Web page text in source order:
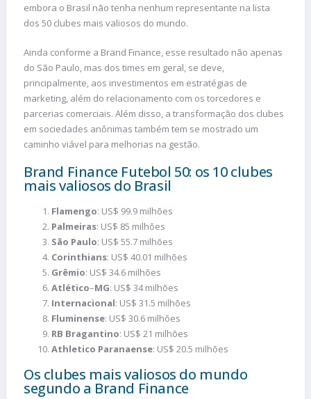
embora o Brasil não tenha nenhum representante na lista
dos 50 clubes mais valiosos do mundo.
Ainda conforme a Brand Finance, esse resultado não apenas
do São Paulo, mas dos times em geral, se deve,
principalmente, aos investimentos em estratégias de
marketing, além do relacionamento com os torcedores e
parcerias comerciais. Além disso, a transformação dos clubes
em sociedades anônimas também tem se mostrado um
caminho viável para melhorias na gestão.
Brand Finance Futebol 50: os 10 clubes
mais valiosos do Brasil
Flamengo: US$ 99.9 milhões
Palmeiras: US$ 85 milhões
São Paulo: US$ 55.7 milhões
Corinthians: US$ 40.01 milhões
Grêmio: US$ 34.6 milhões
Atlético–MG: US$ 34 milhões
Internacional: US$ 31.5 milhões
Fluminense: US$ 30.6 milhões
RB Bragantino: US$ 21 milhões
Athletico Paranaense: US$ 20.5 milhões
Os clubes mais valiosos do mundo
segundo a Brand Finance